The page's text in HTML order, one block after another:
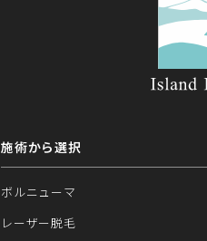
施術から選択
ボルニューマ
レーザー脱毛